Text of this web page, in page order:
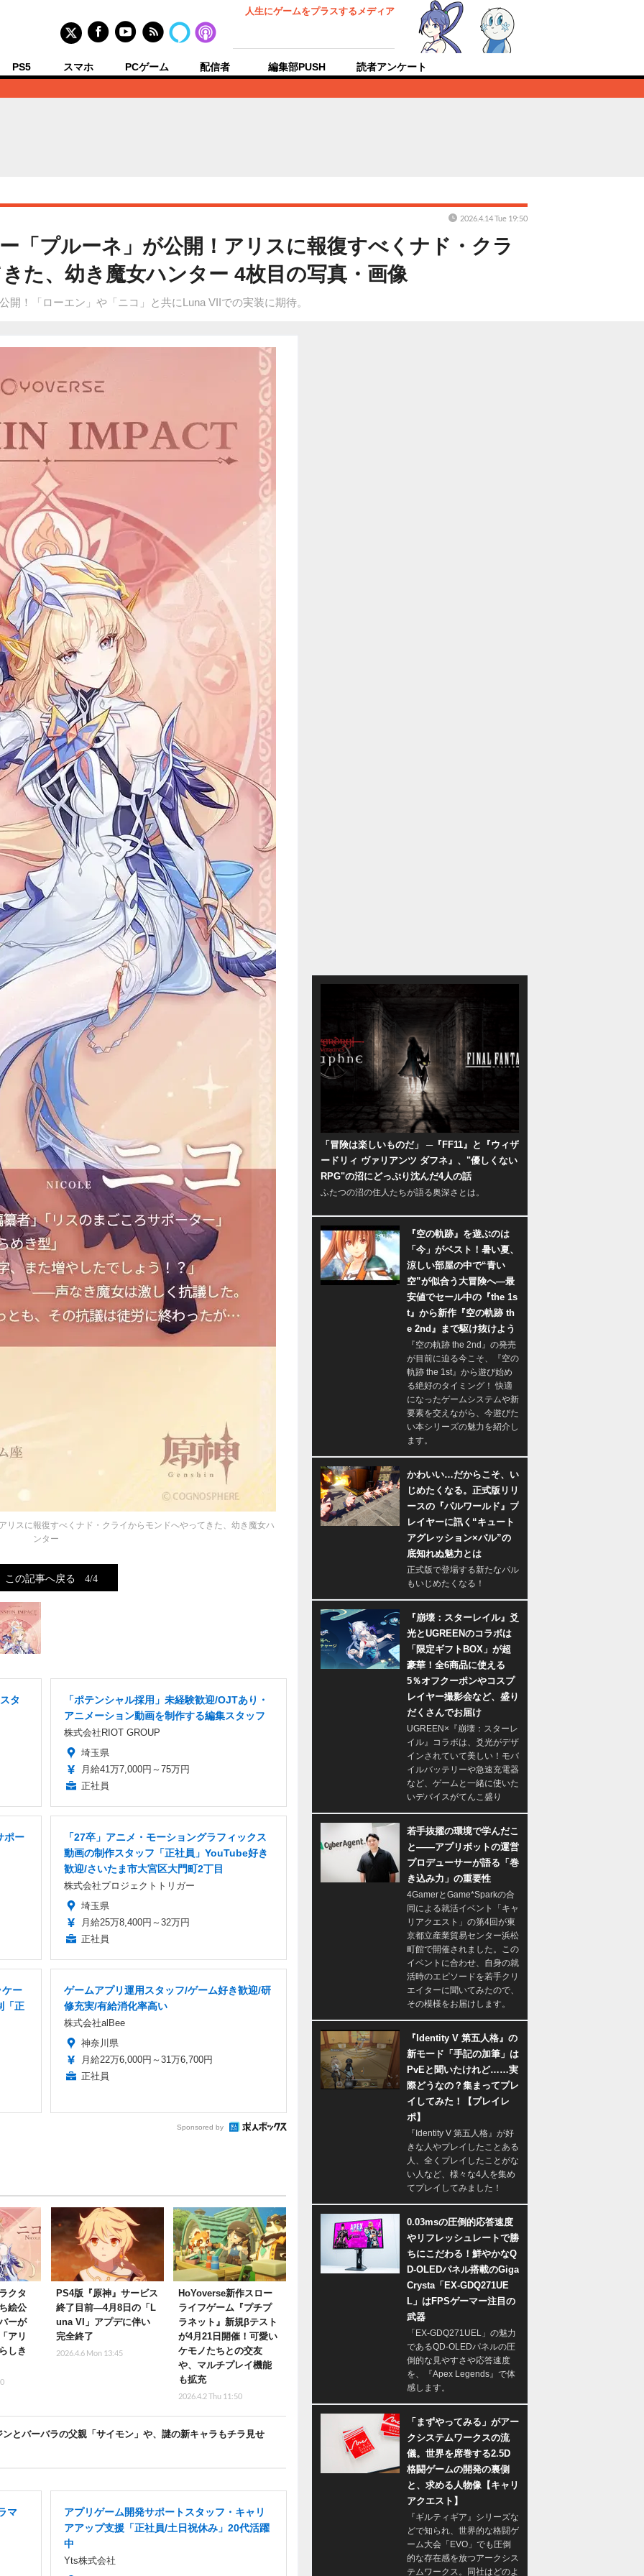
人生にゲームをプラスするメディア
PS5 スマホ PCゲーム 配信者 編集部PUSH 読者アンケート
「プルーネ」が公開！アリスに報復すべくナド・クラ
た、幼き魔女ハンター 4枚目の写真・画像
！「ローエン」や「ニコ」と共にLuna VIIでの実装に期待。
2026.4.14 Tue 19:50
リスに報復すべくナド・クライからモンドへやってきた、幼き魔女ハ
ンター
この記事へ戻る 4/4
タ
「ポテンシャル採用」未経験歓迎/OJTあり・
アニメーション動画を制作する編集スタッフ
株式会社RIOT GROUP
埼玉県
月給41万7,000円～75万円
正社員
ポー
「27卒」アニメ・モーショングラフィックス
動画の制作スタッフ「正社員」YouTube好き
歓迎/さいたま市大宮区大門町2丁目
株式会社プロジェクトトリガー
埼玉県
月給25万8,400円～32万円
正社員
ー
「正
ゲームアプリ運用スタッフ/ゲーム好き歓迎/研
修充実/有給消化率高い
株式会社alBee
神奈川県
月給22万6,000円～31万6,700円
正社員
Sponsored by
クタ
絵公
ーが
アリ
しき
PS4版『原神』サービス
終了目前―4月8日の「L
una VI」アプデに伴い
完全終了
2026.4.6 Mon 13:45
HoYoverse新作スロー
ライフゲーム『プチプ
ラネット』新規βテスト
が4月21日開催！可愛い
ケモノたちとの交友
や、マルチプレイ機能
も拡充
2026.4.2 Thu 11:50
とバーバラの父親「サイモン」や、謎の新キャラもチラ見せ
マ
アプリゲーム開発サポートスタッフ・キャリ
アアップ支援「正社員/土日祝休み」20代活躍
中
Yts株式会社
「冒険は楽しいものだ」 ─『FF11』と『ウィザ
ードリィ ヴァリアンツ ダフネ』、"優しくない
RPG"の沼にどっぷり沈んだ4人の話
ふたつの沼の住人たちが語る奥深さとは。
『空の軌跡』を遊ぶのは
「今」がベスト！暑い夏、
涼しい部屋の中で“青い
空”が似合う大冒険へ―最
安値でセール中の『the 1s
t』から新作『空の軌跡 th
e 2nd』まで駆け抜けよう
『空の軌跡 the 2nd』の発売
が目前に迫る今こそ、『空の
軌跡 the 1st』から遊び始め
る絶好のタイミング！ 快適
になったゲームシステムや新
要素を交えながら、今遊びた
い本シリーズの魅力を紹介し
ます。
かわいい…だからこそ、い
じめたくなる。正式版リリ
ースの『パルワールド』プ
レイヤーに訊く“キュート
アグレッション×パル”の
底知れぬ魅力とは
正式版で登場する新たなパル
もいじめたくなる！
『崩壊：スターレイル』爻
光とUGREENのコラボは
「限定ギフトBOX」が超
豪華！全6商品に使える
5％オフクーポンやコスプ
レイヤー撮影会など、盛り
だくさんでお届け
UGREEN×『崩壊：スターレ
イル』コラボは、爻光がデザ
インされていて美しい！モバ
イルバッテリーや急速充電器
など、ゲームと一緒に使いた
いデバイスがてんこ盛り
若手抜擢の環境で学んだこ
と――アプリボットの運営
プロデューサーが語る「巻
き込み力」の重要性
4GamerとGame*Sparkの合
同による就活イベント「キャ
リアクエスト」の第4回が東
京都立産業貿易センター浜松
町館で開催されました。この
イベントに合わせ、自身の就
活時のエピソードを若手クリ
エイターに聞いてみたので、
その模様をお届けします。
『Identity V 第五人格』の
新モード「手記の加筆」は
PvEと聞いたけれど……実
際どうなの？集まってプレ
イしてみた！【プレイレ
ポ】
『Identity V 第五人格』が好
きな人やプレイしたことある
人、全くプレイしたことがな
い人など、様々な4人を集め
てプレイしてみました！
0.03msの圧倒的応答速度
やリフレッシュレートで勝
ちにこだわる！鮮やかなQ
D-OLEDパネル搭載のGiga
Crysta「EX-GDQ271UE
L」はFPSゲーマー注目の
武器
「EX-GDQ271UEL」の魅力
であるQD-OLEDパネルの圧
倒的な見やすさや応答速度
を、『Apex Legends』で体
感します。
「まずやってみる」がアー
クシステムワークスの流
儀。世界を席巻する2.5D
格闘ゲームの開発の裏側
と、求める人物像【キャリ
アクエスト】
『ギルティギア』シリーズな
どで知られ、世界的な格闘ゲ
ーム大会「EVO」でも圧倒
的な存在感を放つアークシス
テムワークス。同社はどのよ